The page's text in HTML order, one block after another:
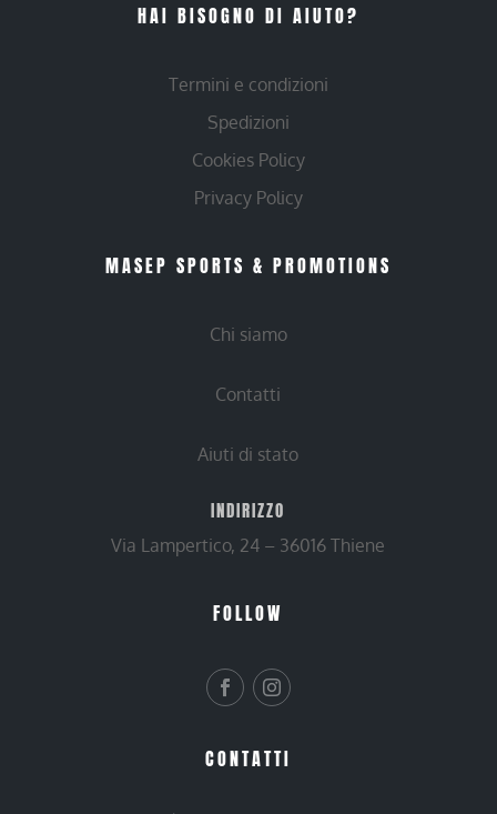
HAI BISOGNO DI AIUTO?
Termini e condizioni
Spedizioni
Cookies Policy
Privacy Policy
MASEP SPORTS & PROMOTIONS
Chi siamo
Contatti
Aiuti di stato
INDIRIZZO
Via Lampertico, 24 – 36016 Thiene
FOLLOW
CONTATTI